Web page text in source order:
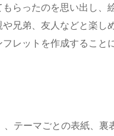
らったのを思い出し、
兄弟、友人などと楽し
レットを作成することに
テーマごとの表紙、裏